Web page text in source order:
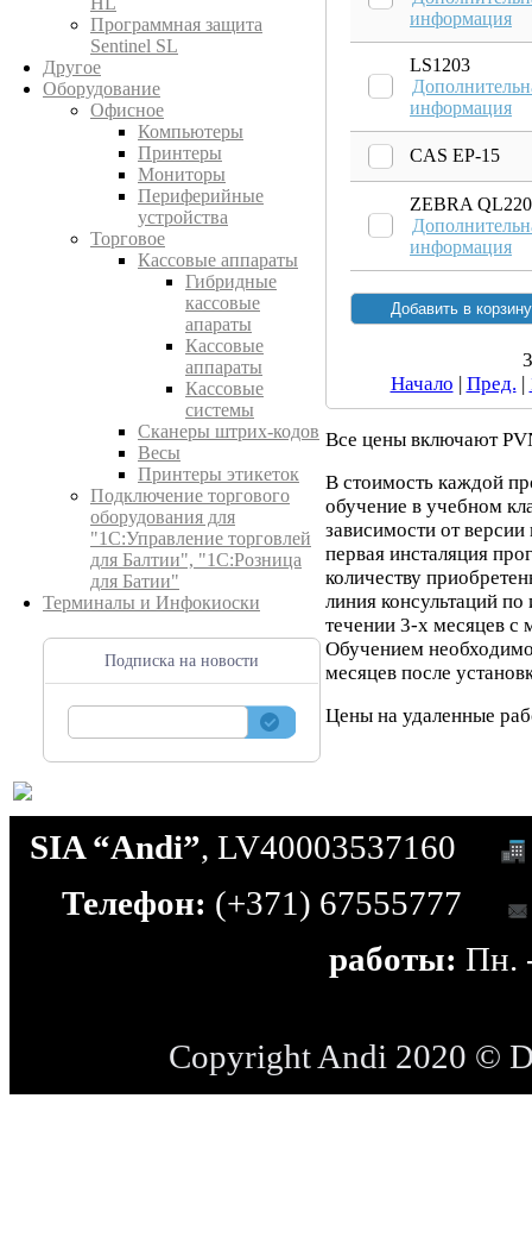
Программная защита
Sentinel SL
Другое
Оборудование
Офисное
Компьютеры
Принтеры
Мониторы
Периферийные
устройства
Торговое
Кассовые аппараты
Гибридные
кассовые
апараты
Кассовые
аппараты
Кассовые
системы
Сканеры штрих-кодов
Весы
Принтеры этикеток
Подключение торгового
оборудования для
"1С:Управление торговлей
для Балтии", "1С:Розница
для Батии"
Терминалы и Инфокиоски
Подписка на новости
информация
LS1203
информация
CAS EP-15
ZEBRA QL220
информация
Начало | Пред. |
Все цены включают
В стоимость каждой
обучение в учебном
зависимости от
первая инсталяция
количеству
линия консультаций
течении 3-х месяцев с
Обучением
месяцев после
Цены на удаленные
SIA “Andi”, LV40003537160
Телефон: (+371) 67555777
работы: Пн.
Copyright Andi 2020 ©